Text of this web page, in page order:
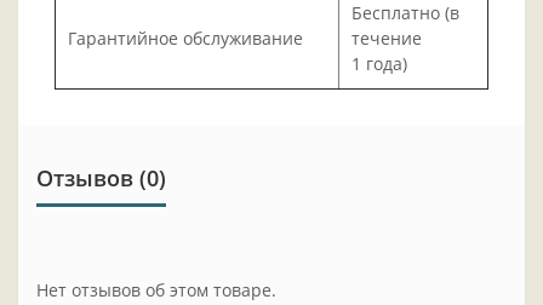
Гарантийное обслуживание
Бесплатно (в
течение
1 года)
Отзывов (0)
Нет отзывов об этом товаре.